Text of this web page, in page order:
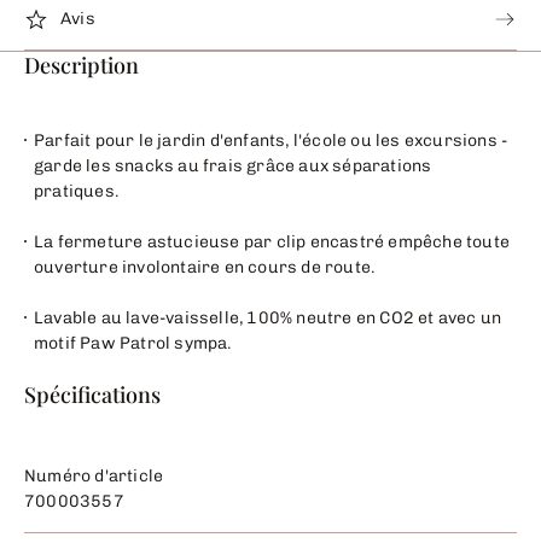
Avis
Description
Parfait pour le jardin d'enfants, l'école ou les excursions -
garde les snacks au frais grâce aux séparations
pratiques.
La fermeture astucieuse par clip encastré empêche toute
ouverture involontaire en cours de route.
Lavable au lave-vaisselle, 100% neutre en CO2 et avec un
motif Paw Patrol sympa.
Spécifications
Numéro d'article
700003557